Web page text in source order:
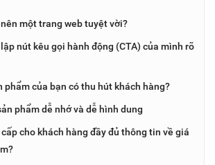
một trang web tuyệt vời?
nút kêu gọi hành động (CTA) của mình rõ
phẩm của bạn có thu hút khách hàng?
phẩm dễ nhớ và dễ hình dung
cho khách hàng đầy đủ thông tin về giá